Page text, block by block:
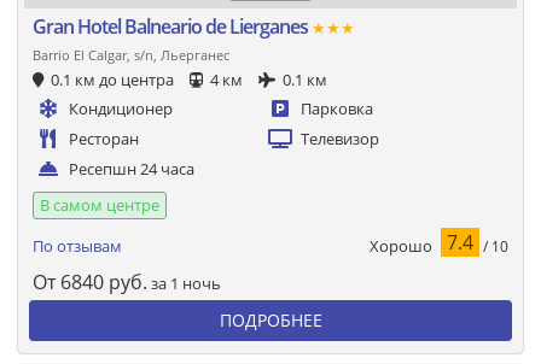
Gran Hotel Balneario de Lierganes ★★★
Barrio El Calgar, s/n, Льерганес
0.1 км до центра 4 км
0.1 км
Кондиционер
Парковка
Ресторан
Телевизор
Ресепшн 24 часа
В самом центре
По отзывам
Хорошо 7.4 / 10
От 6840 руб. за 1 ночь
ПОДРОБНЕЕ